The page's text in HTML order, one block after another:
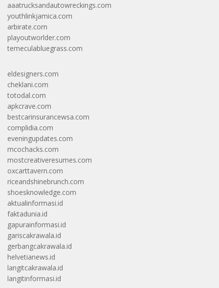
aaatrucksandautowreckings.com
youthlinkjamica.com
arbirate.com
playoutworlder.com
temeculabluegrass.com
eldesigners.com
cheklani.com
totodal.com
apkcrave.com
bestcarinsurancewsa.com
complidia.com
eveningupdates.com
mcochacks.com
mostcreativeresumes.com
oxcarttavern.com
riceandshinebrunch.com
shoesknowledge.com
aktualinformasi.id
faktadunia.id
gapurainformasi.id
gariscakrawala.id
gerbangcakrawala.id
helvetianews.id
langitcakrawala.id
langitinformasi.id